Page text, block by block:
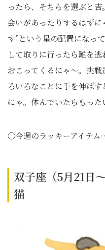
ったら、そちらを選ぶと
会いがあったりするはず
す”という星の配置になっ
して取りに行ったら難を
おこってくるにゃ～。挑
ろいろなことに手を伸ば
にゃ。休んでいたらもった
〇今週のラッキーアイテ
双子座（5月21日
猫